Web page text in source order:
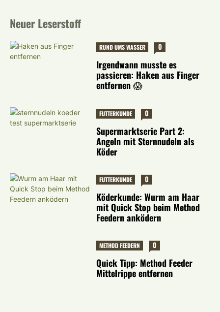
Neuer Leserstoff
RUND UMS WASSER 0
Irgendwann musste es
passieren: Haken aus Finger
entfernen 😱
FUTTERKUNDE 0
Supermarktserie Part 2:
Angeln mit Sternnudeln als
Köder
FUTTERKUNDE 0
Köderkunde: Wurm am Haar
mit Quick Stop beim Method
Feedern anködern
METHOD FEEDERN 0
Quick Tipp: Method Feeder
Mittelrippe entfernen